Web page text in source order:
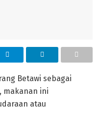
Betawi sebagai
makanan ini
atau